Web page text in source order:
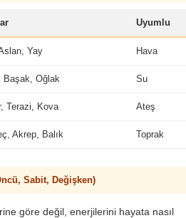
Uyumlu
Yay Hava
Başak, Oğlak Su
Terazi, Kova Ateş
Akrep, Balık Toprak
Sabit, Değişken)
göre değil, enerjilerini hayata nasıl